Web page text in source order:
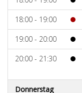
18:00 - 19:00
19:00 - 20:00
20:00 - 21:30
Donnerstag